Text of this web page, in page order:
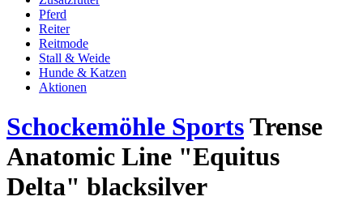
Pferd
Reiter
Reitmode
Stall & Weide
Hunde & Katzen
Aktionen
Schockemöhle SportsTrense
Anatomic Line "Equitus
Delta" blacksilver